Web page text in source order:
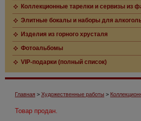
Коллекционные тарелки и сервизы из
Элитные бокалы и наборы для
Изделия из горного хрусталя
Фотоальбомы
VIP-подарки (полный список)
Главная > Художественные работы >
Товар продан.